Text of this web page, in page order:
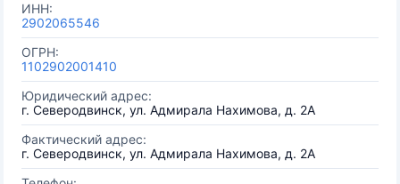
ИНН:
2902065546
ОГРН:
1102902001410
Юридический адрес:
г. Северодвинск, ул. Адмирала Нахимова, д. 2А
Фактический адрес:
г. Северодвинск, ул. Адмирала Нахимова, д. 2А